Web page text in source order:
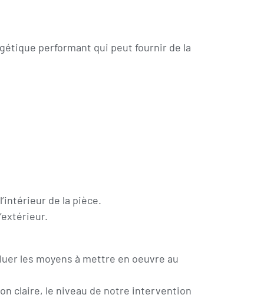
performant qui peut fournir de la
de la pièce.
les moyens à mettre en oeuvre au
claire, le niveau de notre intervention